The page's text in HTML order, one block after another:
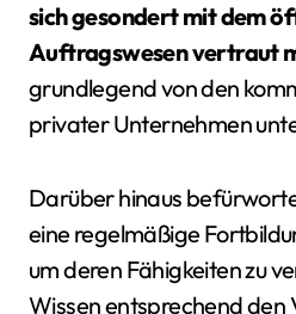
sich gesondert mit dem
Auftragswesen vertraut
grundlegend von den
privater Unternehmen
Darüber hinaus
eine regelmäßige
um deren Fähigkeiten zu
Wissen entsprechend